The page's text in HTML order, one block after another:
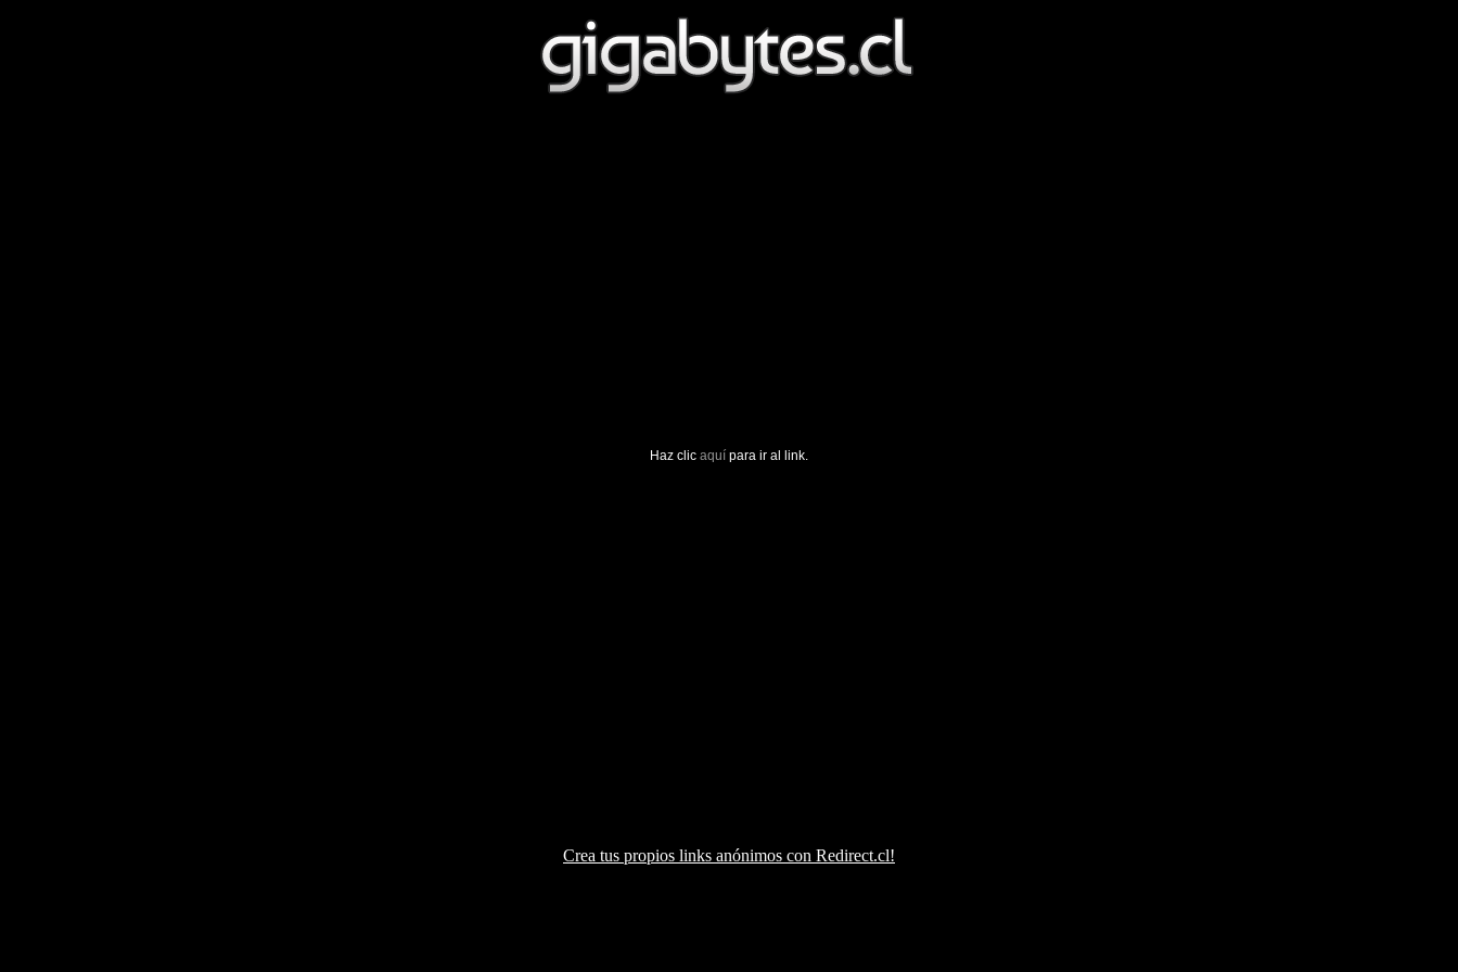
Haz clic aquí para ir al link.
Crea tus propios links anónimos con Redirect.cl!